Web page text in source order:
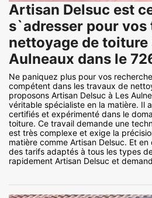
Artisan Delsuc est
s`adresser pour vos
nettoyage de toiture
Aulneaux dans le
Ne paniquez plus pour vos
compétent dans les travaux de
proposons Artisan Delsuc à Les
véritable spécialiste en la matière. Il
certifiés et expérimenté dans le
toiture. Ce travail demande une
est très complexe et exige la
matière comme Artisan Delsuc. Et
des tarifs adaptés à tous les types
rapidement Artisan Delsuc et